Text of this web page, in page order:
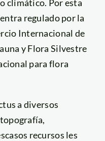
climático. Por esta
regulado por la
Internacional de
y Flora Silvestre
para flora
a diversos
recursos les